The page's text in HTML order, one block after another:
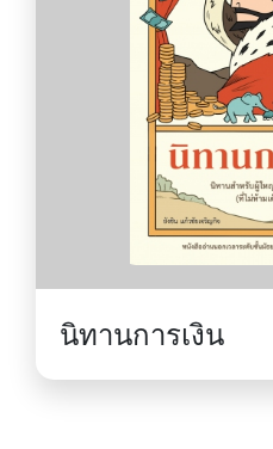
นิทานการเงิน